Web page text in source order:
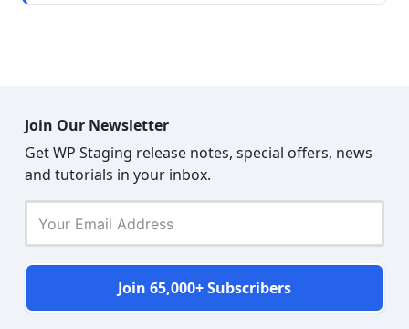
Join Our Newsletter
Get WP Staging release notes, special offers, news
and tutorials in your inbox.
Join 65,000+ Subscribers